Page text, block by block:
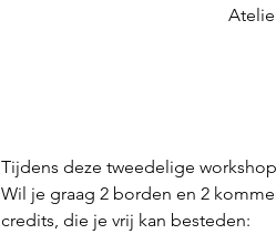
Tijdens deze tweedelige
Wil je graag 2 borden en 2
credits, die je vrij kan besteden: